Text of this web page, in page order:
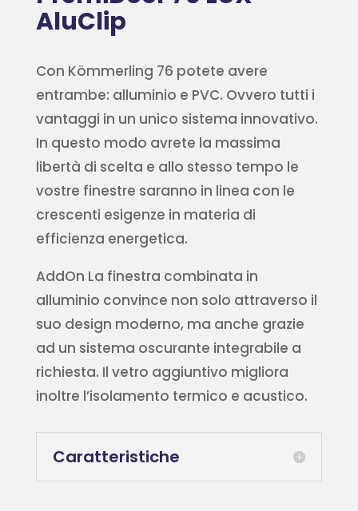
AluClip
Con Kömmerling 76 potete avere
entrambe: alluminio e PVC. Ovvero tutti i
vantaggi in un unico sistema innovativo.
In questo modo avrete la massima
libertà di scelta e allo stesso tempo le
vostre finestre saranno in linea con le
crescenti esigenze in materia di
efficienza energetica.
AddOn La finestra combinata in
alluminio convince non solo attraverso il
suo design moderno, ma anche grazie
ad un sistema oscurante integrabile a
richiesta. Il vetro aggiuntivo migliora
inoltre l’isolamento termico e acustico.
Caratteristiche